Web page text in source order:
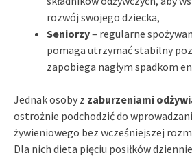
rozwój swojego dziecka,
Seniorzy– regularne
pomaga utrzymać stabilny
zapobiega nagłym spadkom
Jednak osoby z zaburzeniami
ostrożnie podchodzić do
żywieniowego bez wcześniejszej
Dla nich dieta pięciu posiłków